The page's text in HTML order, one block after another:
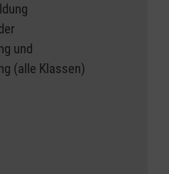
und
(alle Klassen)